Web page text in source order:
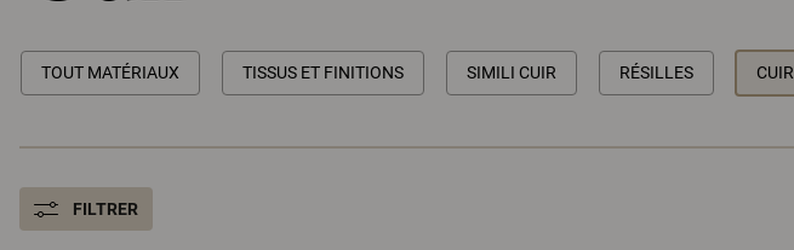
TOUT MATÉRIAUX TISSUS ET FINITIONS SIMILI CUIR RÉSILLES CUIR
FILTRER